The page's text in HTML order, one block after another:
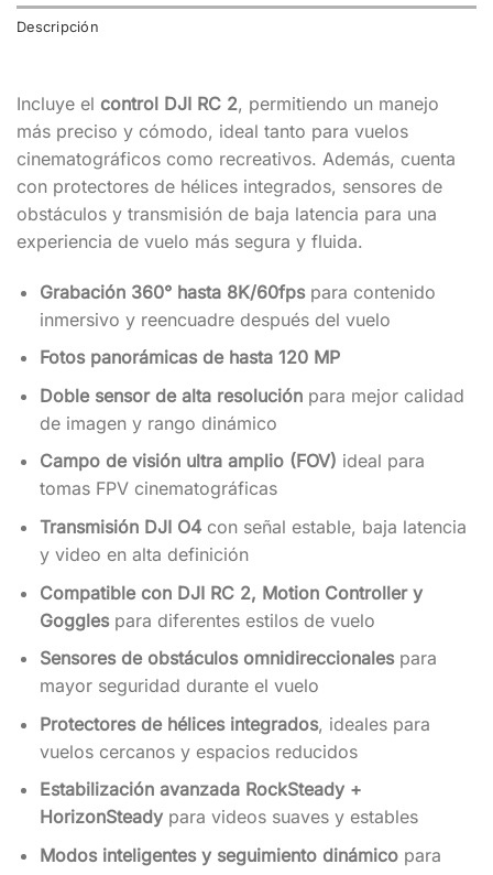
Descripción
Incluye el control DJI RC 2, permitiendo un manejo
más preciso y cómodo, ideal tanto para vuelos
cinematográficos como recreativos. Además, cuenta
con protectores de hélices integrados, sensores de
obstáculos y transmisión de baja latencia para una
experiencia de vuelo más segura y fluida.
Grabación 360° hasta 8K/60fpspara contenido
inmersivo y reencuadre después del vuelo
Fotos panorámicas de hasta 120 MP
Doble sensor de alta resoluciónpara mejor calidad
de imagen y rango dinámico
Campo de visión ultra amplio (FOV) ideal para
tomas FPV cinematográficas
Transmisión DJI O4con señal estable, baja latencia
y video en alta definición
Compatible con DJI RC 2, Motion Controller y
Gogglespara diferentes estilos de vuelo
Sensores de obstáculos omnidireccionalespara
mayor seguridad durante el vuelo
Protectores de hélices integrados, ideales para
vuelos cercanos y espacios reducidos
Estabilización avanzada RockSteady +
HorizonSteadypara videos suaves y estables
Modos inteligentes y seguimiento dinámicopara